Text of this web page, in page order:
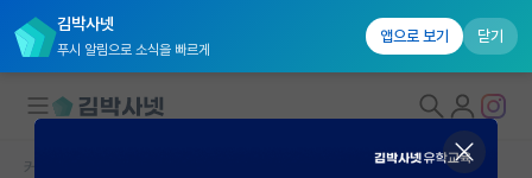
김박사넷
푸시 알림으로 소식을 빠르게
앱으로 보기 닫기
커뮤니티 홈